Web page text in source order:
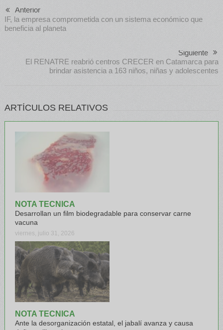
Anterior
IF, la empresa comprometida con un sistema económico que
beneficia al planeta
Siguiente
El RENATRE reabrió centros CRECER en Catamarca para
brindar asistencia a 163 niños, niñas y adolescentes
ARTÍCULOS RELATIVOS
NOTA TECNICA
Desarrollan un film biodegradable para conservar carne
vacuna
viernes, julio 31, 2026
NOTA TECNICA
Ante la desorganización estatal, el jabalí avanza y causa